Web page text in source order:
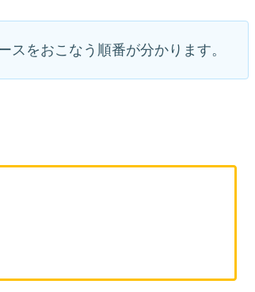
スをおこなう順番が分かります。